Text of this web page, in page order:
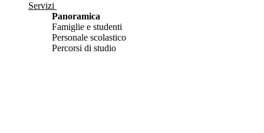
Servizi
Panoramica
Famiglie e studenti
Personale scolastico
Percorsi di studio